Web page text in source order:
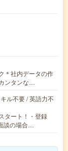
＊社内データの作
ンタンな…
ル不要 / 英語力不
タート！・登録
談の場合…